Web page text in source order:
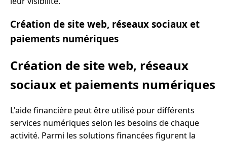
Création de site web, réseaux sociaux et
paiements numériques
Création de site web, réseaux
sociaux et paiements numériques
L'aide financière peut être utilisé pour différents
services numériques selon les besoins de chaque
activité. Parmi les solutions financées figurent la